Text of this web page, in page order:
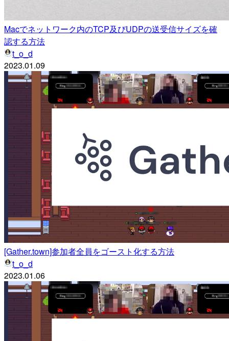
Macでネットワーク内のTCP及びUDPの送受信サイズを確
認する方法
t_o_d
2023.01.09
[Gather.town]参加者全員をゴースト化する方法
t_o_d
2023.01.06